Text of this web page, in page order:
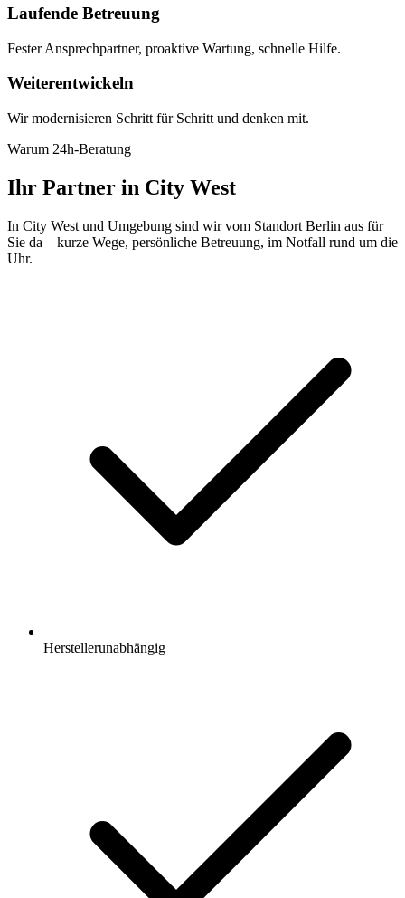
Laufende Betreuung
Fester Ansprechpartner, proaktive Wartung, schnelle Hilfe.
Weiterentwickeln
Wir modernisieren Schritt für Schritt und denken mit.
Warum 24h-Beratung
Ihr Partner in City West
In City West und Umgebung sind wir vom Standort Berlin aus für
Sie da – kurze Wege, persönliche Betreuung, im Notfall rund um die
Uhr.
Herstellerunabhängig